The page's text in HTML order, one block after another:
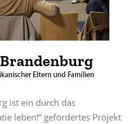
ist ein durch das
leben!“ gefördertes Projekt